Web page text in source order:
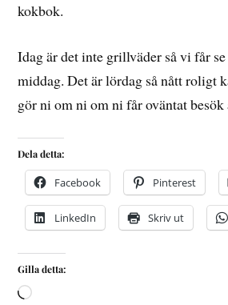
kokbok.
Idag är det inte grillväder så vi får
middag. Det är lördag så nått roligt
gör ni om ni om ni får oväntat besök
Dela detta:
Facebook Pinterest
LinkedIn Skriv ut
Gilla detta: